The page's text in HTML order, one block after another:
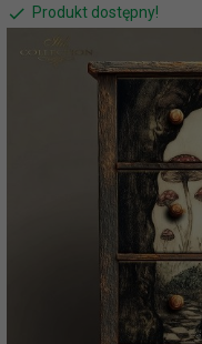
Produkt dostępny!